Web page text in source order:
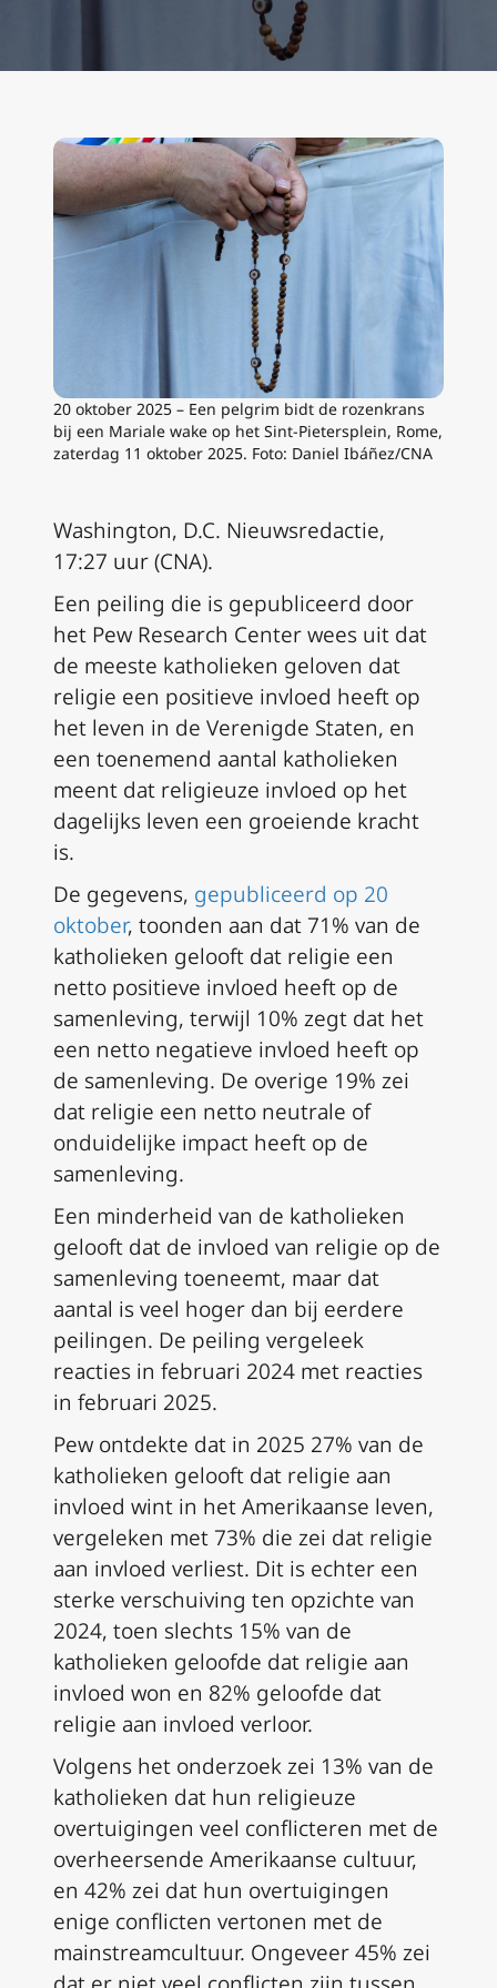
20 oktober 2025 – Een pelgrim bidt de rozenkrans
bij een Mariale wake op het Sint-Pietersplein, Rome,
zaterdag 11 oktober 2025. Foto: Daniel Ibáñez/CNA
Washington, D.C. Nieuwsredactie,
17:27 uur (CNA).
Een peiling die is gepubliceerd door
het Pew Research Center wees uit dat
de meeste katholieken geloven dat
religie een positieve invloed heeft op
het leven in de Verenigde Staten, en
een toenemend aantal katholieken
meent dat religieuze invloed op het
dagelijks leven een groeiende kracht
is.
De gegevens, gepubliceerd op 20
oktober, toonden aan dat 71% van de
katholieken gelooft dat religie een
netto positieve invloed heeft op de
samenleving, terwijl 10% zegt dat het
een netto negatieve invloed heeft op
de samenleving. De overige 19% zei
dat religie een netto neutrale of
onduidelijke impact heeft op de
samenleving.
Een minderheid van de katholieken
gelooft dat de invloed van religie op de
samenleving toeneemt, maar dat
aantal is veel hoger dan bij eerdere
peilingen. De peiling vergeleek
reacties in februari 2024 met reacties
in februari 2025.
Pew ontdekte dat in 2025 27% van de
katholieken gelooft dat religie aan
invloed wint in het Amerikaanse leven,
vergeleken met 73% die zei dat religie
aan invloed verliest. Dit is echter een
sterke verschuiving ten opzichte van
2024, toen slechts 15% van de
katholieken geloofde dat religie aan
invloed won en 82% geloofde dat
religie aan invloed verloor.
Volgens het onderzoek zei 13% van de
katholieken dat hun religieuze
overtuigingen veel conflicteren met de
overheersende Amerikaanse cultuur,
en 42% zei dat hun overtuigingen
enige conflicten vertonen met de
mainstreamcultuur. Ongeveer 45% zei